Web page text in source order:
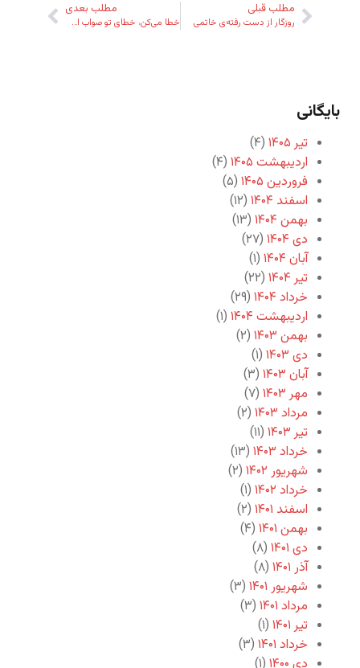
مطلب قبلی
روزگار از دست رفته‌ی خاتمی
مطلب بعدی
خطا می‌کن، خطای تو صواب است!
بایگانی
تیر ۱۴۰۵
(۴)
اردیبهشت ۱۴۰۵
(۴)
فروردین ۱۴۰۵
(۵)
اسفند ۱۴۰۴
(۱۲)
بهمن ۱۴۰۴
(۱۳)
دی ۱۴۰۴
(۲۷)
آبان ۱۴۰۴
(۱)
تیر ۱۴۰۴
(۲۲)
خرداد ۱۴۰۴
(۲۹)
اردیبهشت ۱۴۰۴
(۱)
بهمن ۱۴۰۳
(۲)
دی ۱۴۰۳
(۱)
آبان ۱۴۰۳
(۳)
مهر ۱۴۰۳
(۷)
مرداد ۱۴۰۳
(۲)
تیر ۱۴۰۳
(۱۱)
خرداد ۱۴۰۳
(۱۳)
شهریور ۱۴۰۲
(۲)
خرداد ۱۴۰۲
(۱)
اسفند ۱۴۰۱
(۲)
بهمن ۱۴۰۱
(۴)
دی ۱۴۰۱
(۸)
آذر ۱۴۰۱
(۸)
شهریور ۱۴۰۱
(۳)
مرداد ۱۴۰۱
(۳)
تیر ۱۴۰۱
(۱)
خرداد ۱۴۰۱
(۳)